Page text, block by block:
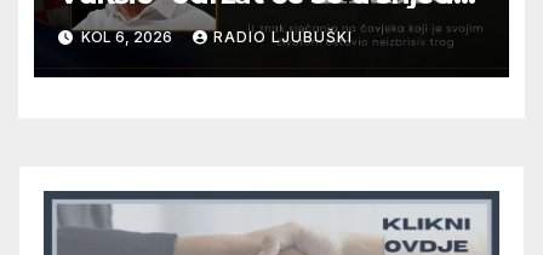
12. kolovoza u Otoku
KOL 6, 2026 RADIO LJUBUŠKI